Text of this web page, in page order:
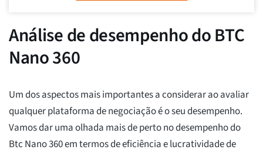
Análise de desempenho do BTC
Nano 360
Um dos aspectos mais importantes a considerar ao avaliar
qualquer plataforma de negociação é o seu desempenho.
Vamos dar uma olhada mais de perto no desempenho do
Btc Nano 360 em termos de eficiência e lucratividade de